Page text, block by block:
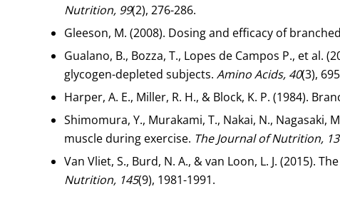
Nutrition, 99(2), 276-286.
Gleeson, M. (2008). Dosing and efficacy of
Gualano, B., Bozza, T., Lopes de Campos P., et
glycogen-depleted subjects. Amino Acids, 40(3),
Harper, A. E., Miller, R. H., & Block, K. P. (1984).
Shimomura, Y., Murakami, T., Nakai, N., Nagasaki,
muscle during exercise. The Journal of Nutrition,
Van Vliet, S., Burd, N. A., & van Loon, L. J. (2015).
Nutrition, 145(9), 1981-1991.